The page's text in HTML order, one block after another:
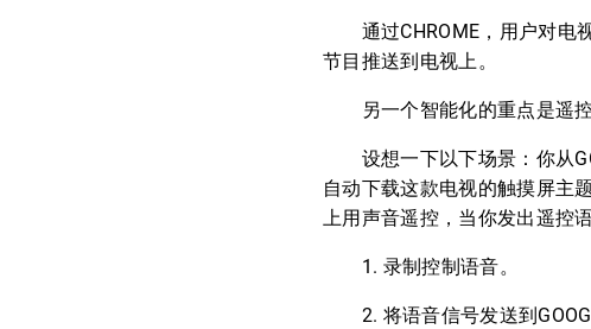
通过CHROME，用户对电视
节目推送到电视上。
另一个智能化的重点是遥控
设想一下以下场景：你从
自动下载这款电视的触摸屏主
上用声音遥控，当你发出遥控
1. 录制控制语音。
2. 将语音信号发送到